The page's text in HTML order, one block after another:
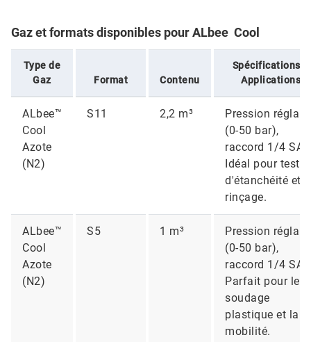
Gaz et formats disponibles pour ALbee Cool
Type de
Gaz
Format Contenu
Spécifications &
Applications
ALbee™
Cool
Azote
(N2)
S11 2,2 m³
Pression
(0-50 bar),
raccord 1/4
Idéal pour tests
d'étanchéité et
rinçage.
ALbee™
Cool
Azote
(N2)
S5 1 m³
Pression
(0-50 bar),
raccord 1/4
Parfait pour le
soudage
plastique et la
mobilité.